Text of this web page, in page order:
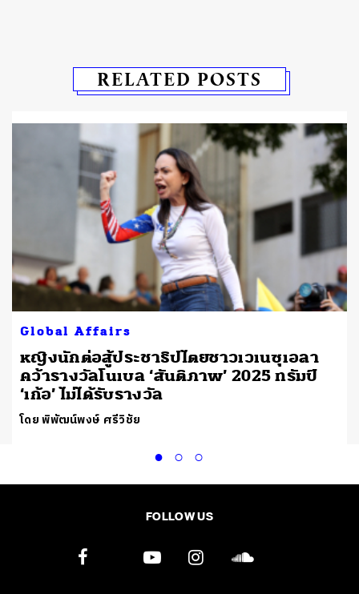
RELATED POSTS
Global Affairs
หญิงนักต่อสู้ประชาธิปไตยชาวเวเนซุเอลา
คว้ารางวัลโนเบล ‘สันติภาพ’ 2025 ทรัมป์
‘เก้อ’ ไม่ได้รับรางวัล
โดย พิพัฒน์พงษ์ ศรีวิชัย
FOLLOW US